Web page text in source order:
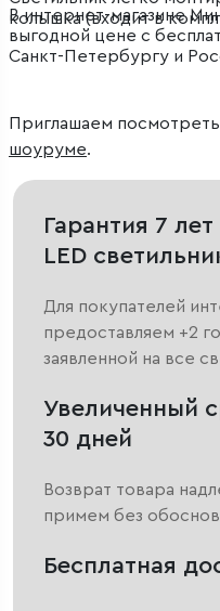
колышка (входит в
В интернет-магазине
выгодной цене с
Санкт-Петербургу и
Приглашаем
шоуруме.
Гарантия 7 лет
LED
Для покупателей
предоставляем +2
заявленной на все
Увеличенный
30 дней
Возврат товара
примем без
Бесплатная